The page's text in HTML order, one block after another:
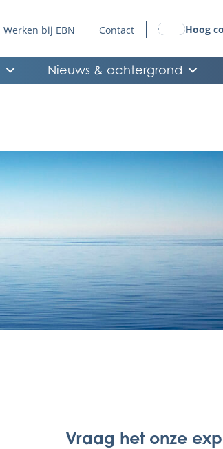
Werken bij EBN Contact Hoog
Nieuws & achtergrond
Vraag het onze